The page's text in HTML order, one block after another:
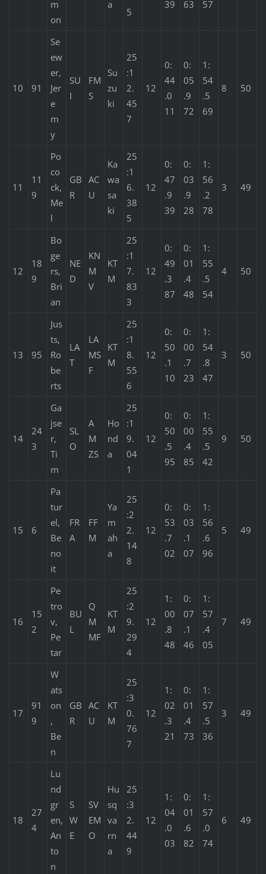
m
on
a
5
39 63 57
10 91
Se
ew
er,
Jer
e
m
y
SU
I
FM
S
Su
zu
ki
25
:1
2.
45
7
12
0:
44
.0
11
0:
05
.9
72
1:
54
.5
69
8 50
11
11
9
Po
co
ck,
Me
l
GB
R
AC
U
Ka
wa
sa
ki
25
:1
6.
38
5
12
0:
47
.9
39
0:
03
.9
28
1:
56
.2
78
3 49
12
18
9
Bo
ge
rs,
Bri
an
NE
D
KN
M
V
KT
M
25
:1
7.
83
3
12
0:
49
.3
87
0:
01
.4
48
1:
55
.5
54
4 50
13 95
Jus
ts,
Ro
be
rts
LA
T
LA
MS
F
KT
M
25
:1
8.
55
6
12
0:
50
.1
10
0:
00
.7
23
1:
54
.8
47
3 50
14
24
3
Ga
jse
r,
Ti
m
SL
O
A
M
ZS
Ho
nd
a
25
:1
9.
04
1
12
0:
50
.5
95
0:
00
.4
85
1:
55
.5
42
9 50
15 6
Pa
tur
el,
Be
no
it
FR
A
FF
M
Ya
m
ah
a
25
:2
2.
14
8
12
0:
53
.7
02
0:
03
.1
07
1:
56
.6
96
5 49
16
15
2
Pe
tro
v,
Pe
tar
BU
L
Q
M
MF
KT
M
25
:2
9.
29
4
12
1:
00
.8
48
0:
07
.1
46
1:
57
.4
05
7 49
17
91
9
W
ats
on
,
Be
n
GB
R
AC
U
KT
M
25
:3
0.
76
7
12
1:
02
.3
21
0:
01
.4
73
1:
57
.5
36
3 49
18
27
4
Lu
nd
gr
en,
An
to
n
S
W
E
SV
EM
O
Hu
sq
va
rn
a
25
:3
2.
44
9
12
1:
04
.0
03
0:
01
.6
82
1:
57
.0
74
6 49